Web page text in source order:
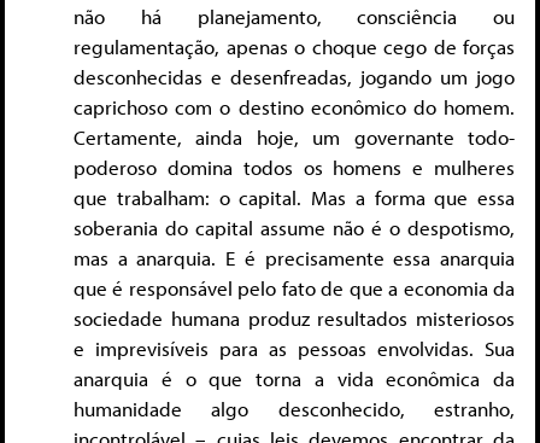
não há planejamento, consciência ou
regulamentação, apenas o choque cego de forças
desconhecidas e desenfreadas, jogando um jogo
caprichoso com o destino econômico do homem.
Certamente, ainda hoje, um governante todo-
poderoso domina todos os homens e mulheres
que trabalham: o capital. Mas a forma que essa
soberania do capital assume não é o despotismo,
mas a anarquia. E é precisamente essa anarquia
que é responsável pelo fato de que a economia da
sociedade humana produz resultados misteriosos
e imprevisíveis para as pessoas envolvidas. Sua
anarquia é o que torna a vida econômica da
humanidade algo desconhecido, estranho,